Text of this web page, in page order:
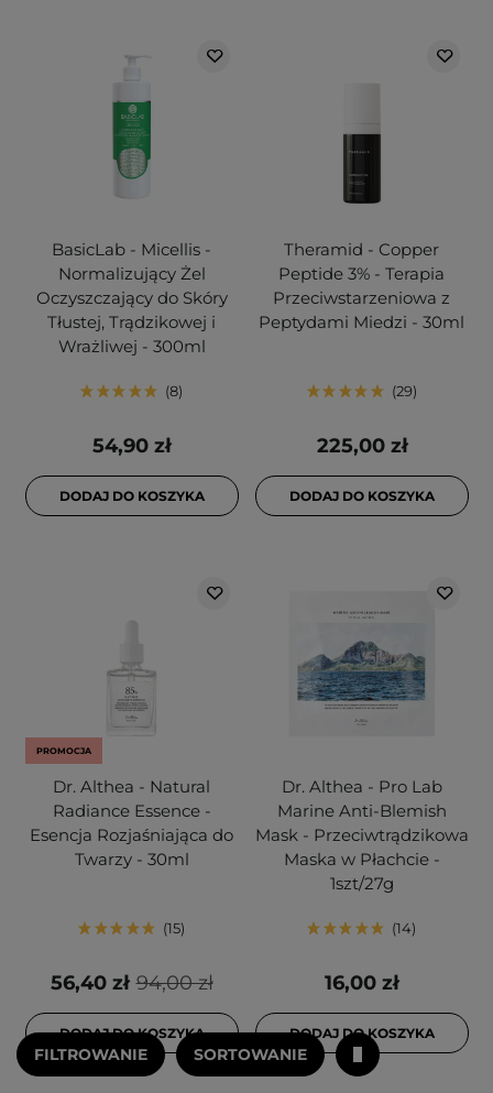
BasicLab - Micellis -
Normalizujący Żel
Oczyszczający do Skóry
Tłustej, Trądzikowej i
Wrażliwej - 300ml
8
54,90 zł
DODAJ DO KOSZYKA
Theramid - Copper
Peptide 3% - Terapia
Przeciwstarzeniowa z
Peptydami Miedzi - 30ml
29
225,00 zł
DODAJ DO KOSZYKA
PROMOCJA
Dr. Althea - Natural
Radiance Essence -
Esencja Rozjaśniająca do
Twarzy - 30ml
15
94,00 zł
56,40 zł
DODAJ DO KOSZYKA
Dr. Althea - Pro Lab
Marine Anti-Blemish
Mask - Przeciwtrądzikowa
Maska w Płachcie -
1szt/27g
14
16,00 zł
DODAJ DO KOSZYKA
FILTROWANIE SORTOWANIE